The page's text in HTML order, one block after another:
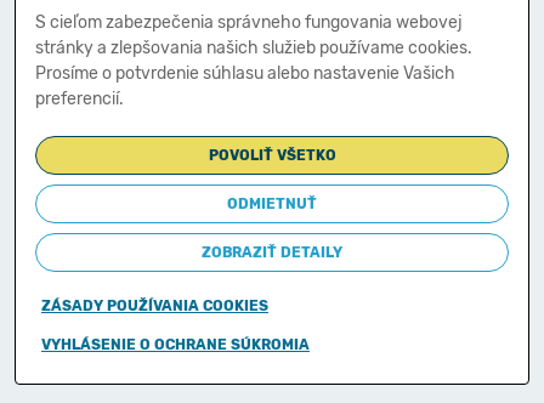
S cieľom zabezpečenia správneho fungovania webovej
stránky a zlepšovania našich služieb používame cookies.
Prosíme o potvrdenie súhlasu alebo nastavenie Vašich
preferencií.
POVOLIŤ VŠETKO
ODMIETNUŤ
ZOBRAZIŤ DETAILY
ZÁSADY POUŽÍVANIA COOKIES
VYHLÁSENIE O OCHRANE SÚKROMIA
Copyright © 2011-2026